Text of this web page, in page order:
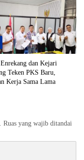
Enrekang dan Kejari
Teken PKS Baru,
Kerja Sama Lama
Ruas yang wajib ditandai